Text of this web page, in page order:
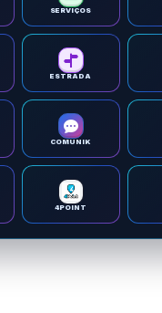
SERVIÇOS
ESTRADA
COMUNIK
4POINT